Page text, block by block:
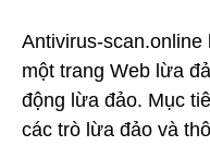
Antivirus-
một trang Web lừa
động lừa đảo. Mục
các trò lừa đảo và